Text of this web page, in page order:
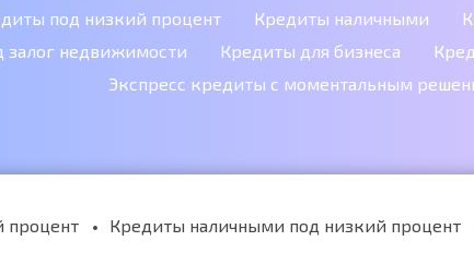
под низкий процент
Кредиты наличными
залог недвижимости
Кредиты для бизнеса
Экспресс кредиты с моментальным
процент Кредиты наличными под низкий процент